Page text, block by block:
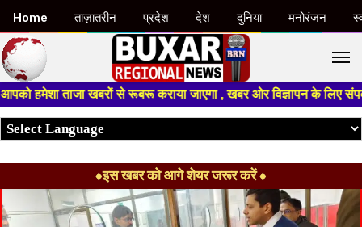
ताजा खबरों से रूबरू कराया जाएगा , खबर ओर विज्ञापन के लिए संपर्क करे
♦इस खबर को आगे शेयर जरूर करें ♦
Home ताज़ातरीन प्रदेश देश दुनिया मनोरंजन